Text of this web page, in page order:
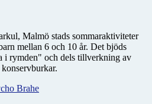
Malmö stads sommaraktiviteter
mellan 6 och 10 år. Det bjöds
i rymden" och dels tillverkning av
Brahe